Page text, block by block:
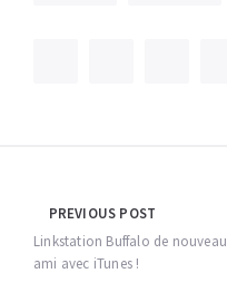
Navigation
de
PREVIOUS POST
Linkstation Buffalo de nouveau
ami avec iTunes !